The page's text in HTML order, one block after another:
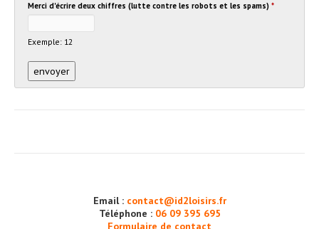
Merci d'écrire deux chiffres (lutte contre les robots et les spams) *
Exemple: 12
Email : contact@id2loisirs.fr
Téléphone : 06 09 395 695
Formulaire de contact